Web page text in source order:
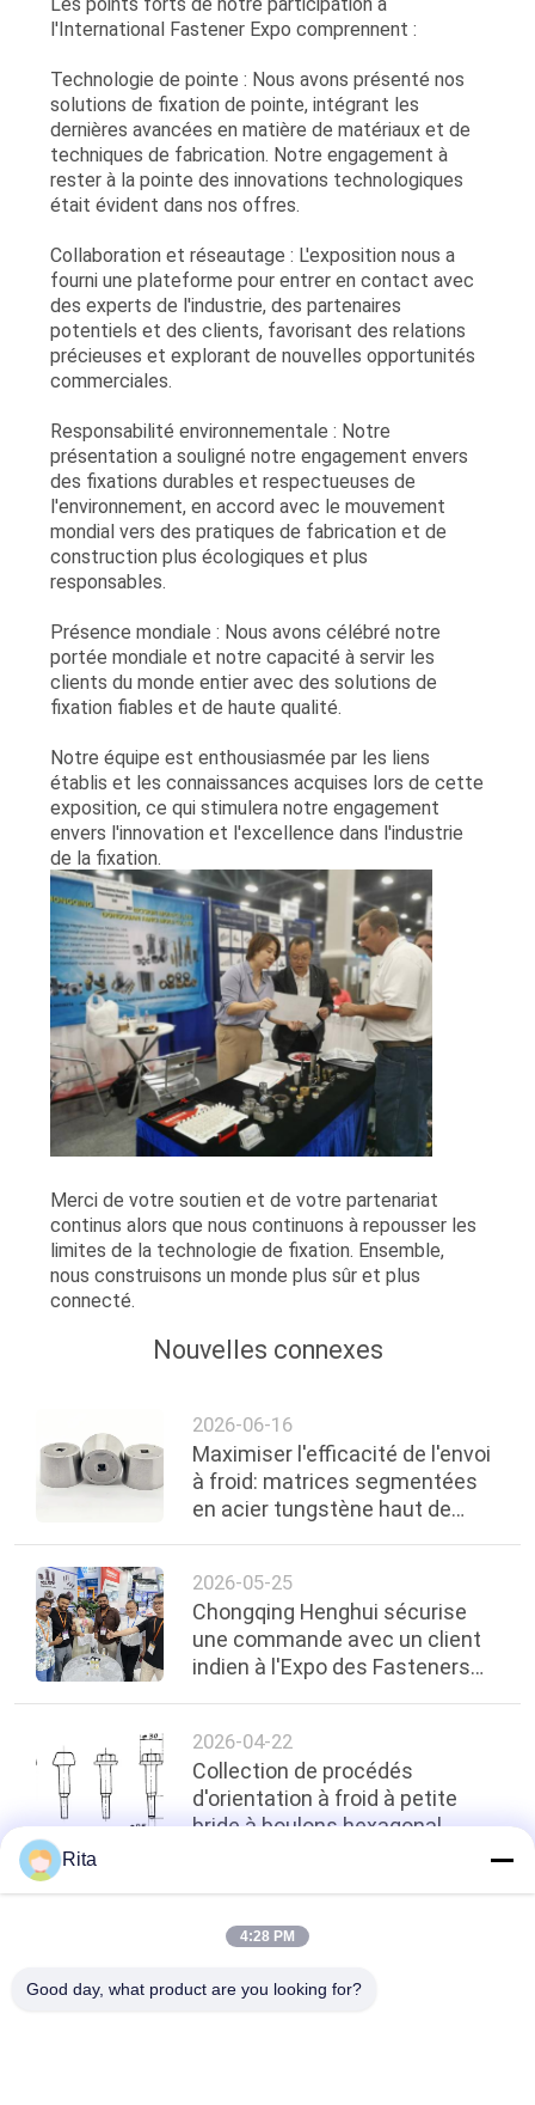
l'International Fastener Expo comprennent :
Technologie de pointe : Nous avons présenté nos
solutions de fixation de pointe, intégrant les
dernières avancées en matière de matériaux et de
techniques de fabrication. Notre engagement à
rester à la pointe des innovations technologiques
était évident dans nos offres.
Collaboration et réseautage : L'exposition nous a
fourni une plateforme pour entrer en contact avec
des experts de l'industrie, des partenaires
potentiels et des clients, favorisant des relations
précieuses et explorant de nouvelles opportunités
commerciales.
Responsabilité environnementale : Notre
présentation a souligné notre engagement envers
des fixations durables et respectueuses de
l'environnement, en accord avec le mouvement
mondial vers des pratiques de fabrication et de
construction plus écologiques et plus
responsables.
Présence mondiale : Nous avons célébré notre
portée mondiale et notre capacité à servir les
clients du monde entier avec des solutions de
fixation fiables et de haute qualité.
Notre équipe est enthousiasmée par les liens
établis et les connaissances acquises lors de cette
exposition, ce qui stimulera notre engagement
envers l'innovation et l'excellence dans l'industrie
de la fixation.
Merci de votre soutien et de votre partenariat
continus alors que nous continuons à repousser les
limites de la technologie de fixation. Ensemble,
nous construisons un monde plus sûr et plus
connecté.
Nouvelles connexes
2026-06-16
Maximiser l'efficacité de l'envoi
à froid: matrices segmentées
en acier tungstène haut de
2026-05-25
Chongqing Henghui sécurise
une commande avec un client
indien à l'Expo des Fasteners
2026-04-22
Collection de procédés
d'orientation à froid à petite
bride à boulons hexagonal
top
Rita
4:28 PM
Good day, what product are you looking for?